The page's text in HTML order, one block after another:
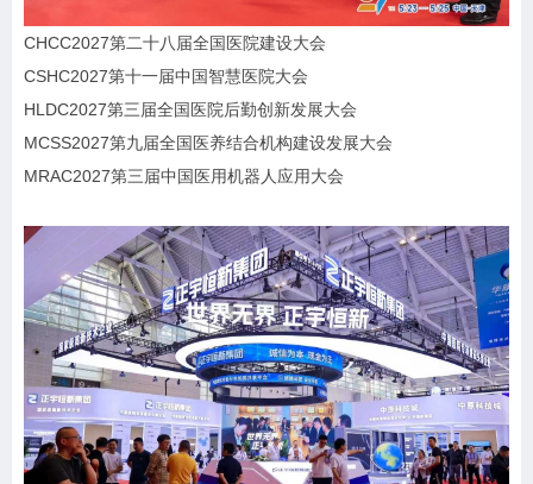
CHCC2027第二十八届全国医院建设大会
CSHC2027第十一届中国智慧医院大会
HLDC2027第三届全国医院后勤创新发展大会
MCSS2027第九届全国医养结合机构建设发展大会
MRAC2027第三届中国医用机器人应用大会